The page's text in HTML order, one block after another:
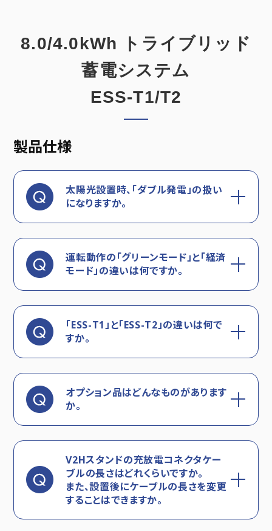
8.0/4.0kWh トライブリッド
蓄電システム
ESS-T1/T2
製品仕様
太陽光設置時、「ダブル発電」の扱い
になりますか。
運転動作の「グリーンモード」と「経済
モード」の違いは何ですか。
「ESS-T1」と「ESS-T2」の違いは何で
すか。
オプション品はどんなものがあります
か。
V2Hスタンドの充放電コネクタケー
ブルの長さはどれくらいですか。
また、設置後にケーブルの長さを変更
することはできますか。